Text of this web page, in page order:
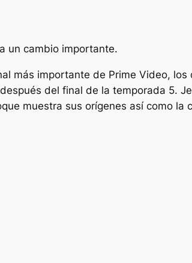
un cambio importante.
más importante de Prime Video, los
del final de la temporada 5.
que muestra sus orígenes así como la